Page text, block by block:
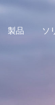
製品 ソ